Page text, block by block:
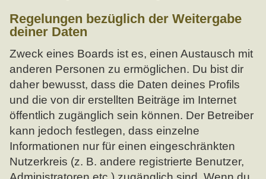
Regelungen bezüglich der Weitergabe
deiner Daten
Zweck eines Boards ist es, einen Austausch mit
anderen Personen zu ermöglichen. Du bist dir
daher bewusst, dass die Daten deines Profils
und die von dir erstellten Beiträge im Internet
öffentlich zugänglich sein können. Der Betreiber
kann jedoch festlegen, dass einzelne
Informationen nur für einen eingeschränkten
Nutzerkreis (z. B. andere registrierte Benutzer,